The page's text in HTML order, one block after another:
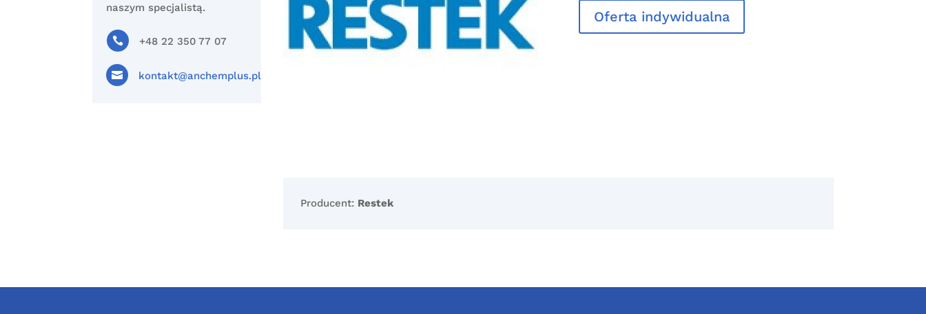
naszym specjalistą.
 +48 22 350 77 07
 kontakt@anchemplus.pl
Oferta indywidualna
Producent: Restek